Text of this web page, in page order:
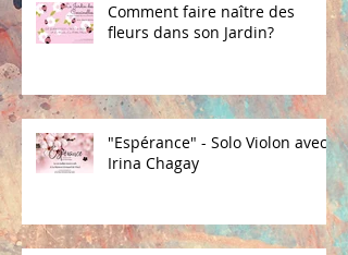
Comment faire naître des
fleurs dans son Jardin?
"Espérance" - Solo Violon avec
Irina Chagay